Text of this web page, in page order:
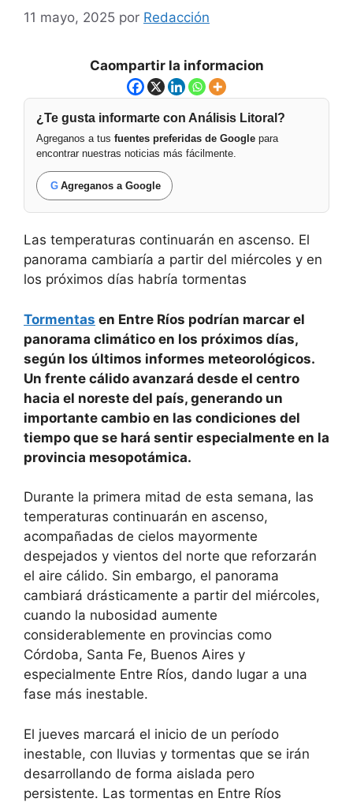
11 mayo, 2025 por Redacción
Caompartir la informacion
¿Te gusta informarte con Análisis Litoral?
Agreganos a tus fuentes preferidas de Google para
encontrar nuestras noticias más fácilmente.
G Agreganos a Google
Las temperaturas continuarán en ascenso. El
panorama cambiaría a partir del miércoles y en
los próximos días habría tormentas
Tormentas en Entre Ríos podrían marcar el
panorama climático en los próximos días,
según los últimos informes meteorológicos.
Un frente cálido avanzará desde el centro
hacia el noreste del país, generando un
importante cambio en las condiciones del
tiempo que se hará sentir especialmente en la
provincia mesopotámica.
Durante la primera mitad de esta semana, las
temperaturas continuarán en ascenso,
acompañadas de cielos mayormente
despejados y vientos del norte que reforzarán
el aire cálido. Sin embargo, el panorama
cambiará drásticamente a partir del miércoles,
cuando la nubosidad aumente
considerablemente en provincias como
Córdoba, Santa Fe, Buenos Aires y
especialmente Entre Ríos, dando lugar a una
fase más inestable.
El jueves marcará el inicio de un período
inestable, con lluvias y tormentas que se irán
desarrollando de forma aislada pero
persistente. Las tormentas en Entre Ríos